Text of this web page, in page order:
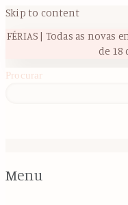
Skip to content
FÉRIAS | Todas as
de 18
Procurar
Menu